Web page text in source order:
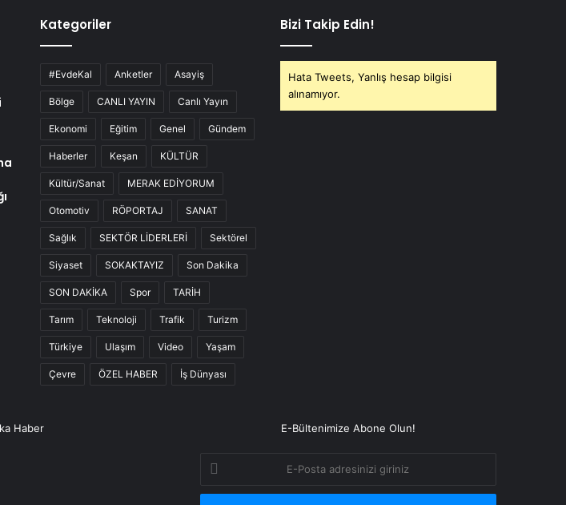
Kategoriler
#EvdeKal Anketler Asayiş
Bölge CANLI YAYIN Canlı Yayın
Ekonomi Eğitim Genel Gündem
Haberler Keşan KÜLTÜR
Kültür/Sanat MERAK EDİYORUM
Otomotiv RÖPORTAJ SANAT
Sağlık SEKTÖR LİDERLERİ Sektörel
Siyaset SOKAKTAYIZ Son Dakika
SON DAKİKA Spor TARİH
Tarım Teknoloji Trafik Turizm
Türkiye Ulaşım Video Yaşam
Çevre ÖZEL HABER İş Dünyası
Bizi Takip Edin!
Hata Tweets, Yanlış hesap bilgisi
alınamıyor.
Haber E-Bültenimize Abone Olun!
Posta
adresinizi